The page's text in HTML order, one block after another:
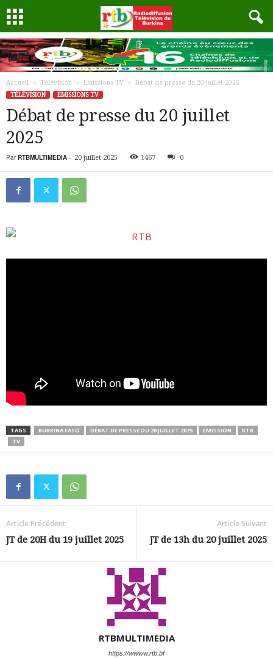
Accueil Télévision Emissions TV
Débat de presse du 20 juillet 2025
TÉLÉVISION
EMISSIONS TV
Débat de presse du 20 juillet
2025
Par RTBMULTIMEDIA - 20 juillet 2025 1467 0
TAGS BURKINA FASO DÉBAT DE PRESSE DU 20 JUILLET 2025 EMISSION
RTB
TV
Article Précédent
JT de 20H du 19 juillet 2025
Article Suivant
JT de 13h du 20 juillet 2025
RTBMULTIMEDIA
https://wwww.rtb.bf